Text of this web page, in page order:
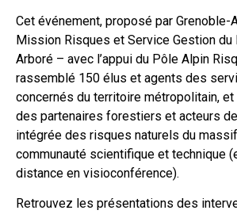
Cet événement, proposé par
Mission Risques et Service Gestion du
Arboré – avec l’appui du Pôle Alpin
rassemblé 150 élus et agents des
concernés du territoire métropolitain,
des partenaires forestiers et acteurs
intégrée des risques naturels du
communauté scientifique et technique
distance en visioconférence).
Retrouvez les présentations des